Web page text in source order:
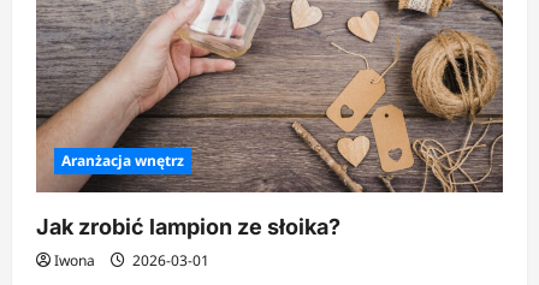
Aranżacja wnętrz
Jak zrobić lampion ze słoika?
Iwona 2026-03-01